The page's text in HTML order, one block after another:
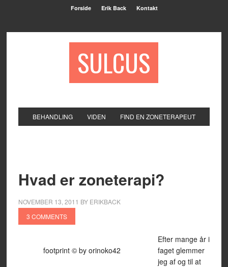
Forside Erik Back Kontakt
SULCUS
BEHANDLING VIDEN FIND EN ZONETERAPEUT
Hvad er zoneterapi?
NOVEMBER 13, 2011 BY ERIKBACK
3 COMMENTS
footprint © by orinoko42
Efter mange år i
faget glemmer
jeg af og til at